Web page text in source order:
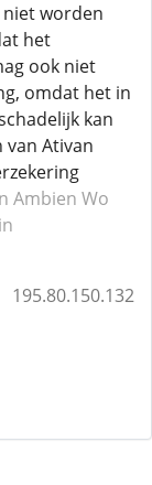
worden
het
ook niet
omdat het in
kan
van Ativan
Ambien Wo
195.80.150.132